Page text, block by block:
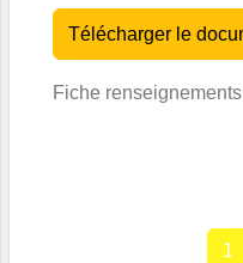
Télécharger le
Fiche
1